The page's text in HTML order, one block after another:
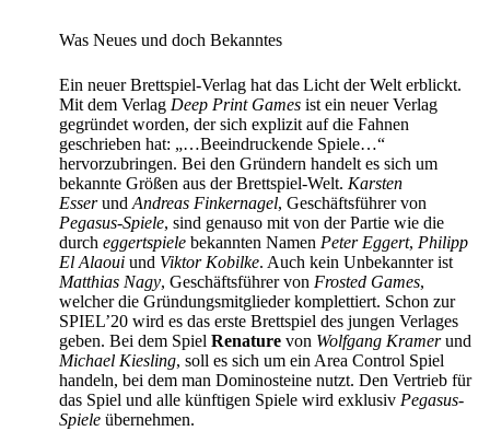
Was Neues und doch Bekanntes
Ein neuer Brettspiel-Verlag hat das Licht der Welt erblickt.
Mit dem Verlag Deep Print Games ist ein neuer Verlag
gegründet worden, der sich explizit auf die Fahnen
geschrieben hat: „…Beeindruckende Spiele…“
hervorzubringen. Bei den Gründern handelt es sich um
bekannte Größen aus der Brettspiel-Welt. Karsten
Esserund Andreas Finkernagel, Geschäftsführer von
Pegasus-Spiele, sind genauso mit von der Partie wie die
durch eggertspiele bekannten Namen Peter Eggert, Philipp
El Alaoui und Viktor Kobilke. Auch kein Unbekannter ist
Matthias Nagy, Geschäftsführer von Frosted Games,
welcher die Gründungsmitglieder komplettiert. Schon zur
SPIEL’20 wird es das erste Brettspiel des jungen Verlages
geben. Bei dem Spiel Renature von Wolfgang Kramerund
Michael Kiesling, soll es sich um ein Area Control Spiel
handeln, bei dem man Dominosteine nutzt. Den Vertrieb für
das Spiel und alle künftigen Spiele wird exklusiv Pegasus-
Spiele übernehmen.